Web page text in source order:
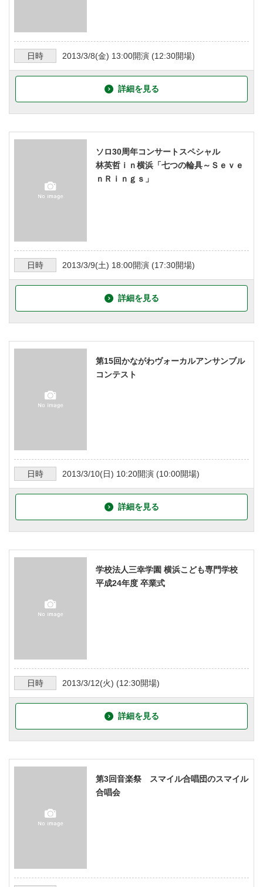
日時 2013/3/8(金) 13:00開演 (12:30開場)
詳細を見る
ソロ30周年コンサートスペシャル
林英哲ｉｎ横浜「七つの輪具～Ｓｅｖｅ
ｎＲｉｎｇｓ」
日時 2013/3/9(土) 18:00開演 (17:30開場)
詳細を見る
第15回かながわヴォーカルアンサンブル
コンテスト
日時 2013/3/10(日) 10:20開演 (10:00開場)
詳細を見る
学校法人三幸学園 横浜こども専門学校
平成24年度 卒業式
日時 2013/3/12(火) (12:30開場)
詳細を見る
第3回音楽祭 スマイル合唱団のスマイル
合唱会